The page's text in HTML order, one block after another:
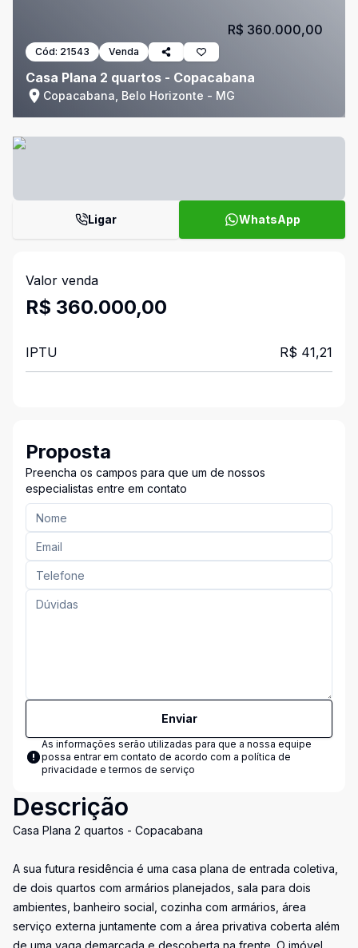
Cód: 21543 Venda
Casa Plana 2 quartos - Copacabana
Copacabana, Belo Horizonte - MG
R$ 360.000,00
Ligar WhatsApp
Valor venda
R$ 360.000,00
IPTU R$ 41,21
Proposta
Preencha os campos para que um de nossos
especialistas entre em contato
Enviar
As informações serão utilizadas para que a nossa equipe
possa entrar em contato de acordo com a política de
privacidade e termos de serviço
Descrição
Casa Plana 2 quartos - Copacabana
A sua futura residência é uma casa plana de entrada coletiva,
de dois quartos com armários planejados, sala para dois
ambientes, banheiro social, cozinha com armários, área
serviço externa juntamente com a área privativa coberta além
de uma vaga demarcada e descoberta na frente. O imóvel